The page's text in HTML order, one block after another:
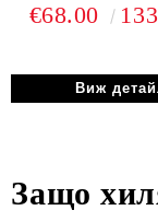
€68.00
Виж
Защо